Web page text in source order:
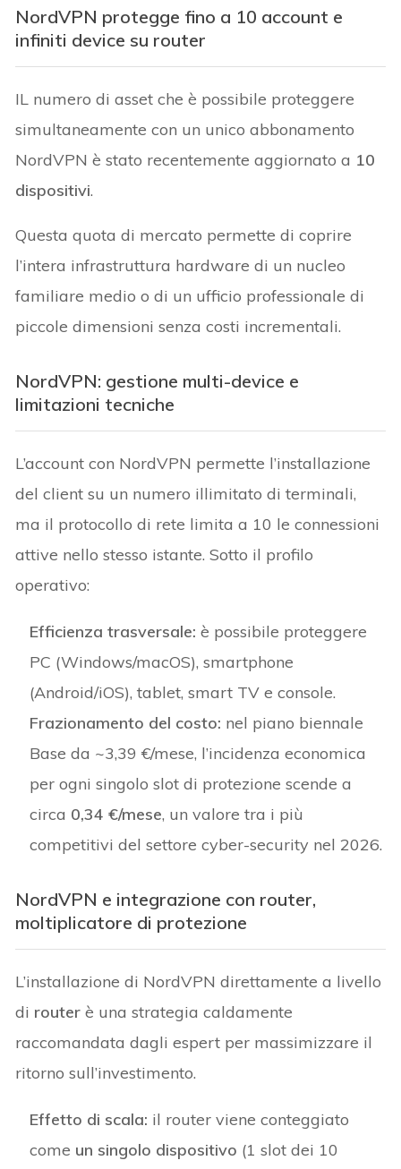
NordVPN protegge fino a 10 account e
infiniti device su router
IL numero di asset che è possibile proteggere
simultaneamente con un unico abbonamento
NordVPN è stato recentemente aggiornato a 10
dispositivi.
Questa quota di mercato permette di coprire
l’intera infrastruttura hardware di un nucleo
familiare medio o di un ufficio professionale di
piccole dimensioni senza costi incrementali.
NordVPN: gestione multi-device e
limitazioni tecniche
L’account con NordVPN permette l’installazione
del client su un numero illimitato di terminali,
ma il protocollo di rete limita a 10 le connessioni
attive nello stesso istante. Sotto il profilo
operativo:
Efficienza trasversale: è possibile proteggere
PC (Windows/macOS), smartphone
(Android/iOS), tablet, smart TV e console.
Frazionamento del costo: nel piano biennale
Base da ~3,39 €/mese, l’incidenza economica
per ogni singolo slot di protezione scende a
circa 0,34 €/mese, un valore tra i più
competitivi del settore cyber-security nel 2026.
NordVPN e integrazione con router,
moltiplicatore di protezione
L’installazione di NordVPN direttamente a livello
di router è una strategia caldamente
raccomandata dagli espert per massimizzare il
ritorno sull’investimento.
Effetto di scala: il router viene conteggiato
come un singolo dispositivo (1 slot dei 10